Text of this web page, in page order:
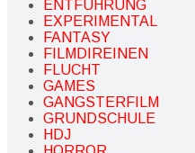
ENTFÜHRUNG
EXPERIMENTAL
FANTASY
FILMDIREINEN
FLUCHT
GAMES
GANGSTERFILM
GRUNDSCHULE
HDJ